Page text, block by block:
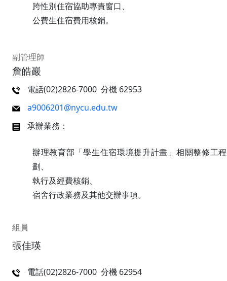
跨性別住宿協助專責窗口、
公費生住宿費用核銷。
副管理師
詹皓巖
電話(02)2826-7000 分機 62953
a9006201@nycu.edu.tw
承辦業務：
辦理教育部「學生住宿環境提升計畫」相關整修工
劃、
執行及經費核銷、
宿舍行政業務及其他交辦事項。
組員
張佳瑛
電話(02)2826-7000 分機 62954